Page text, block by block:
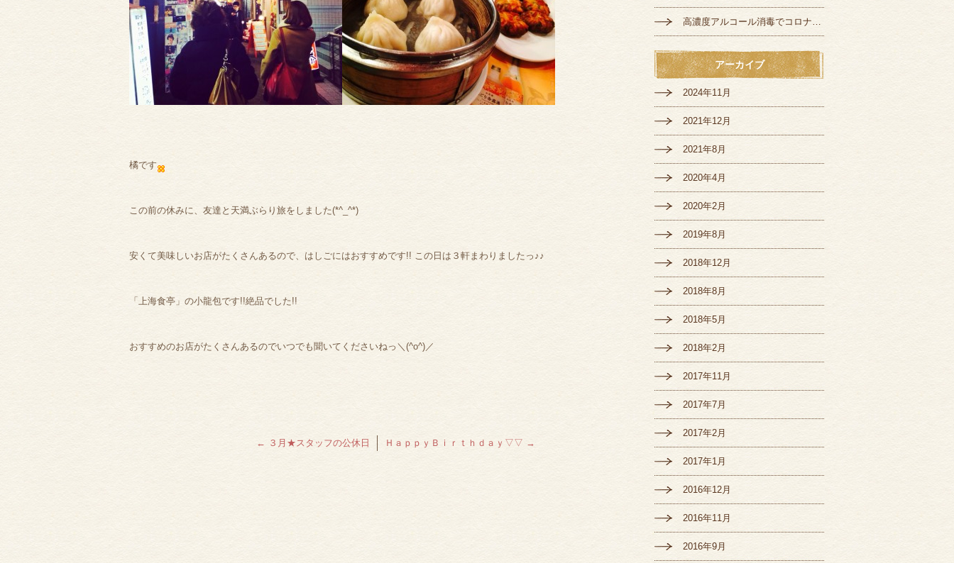
橘です
この前の休みに、友達と天満ぶらり旅をしました(*^_^*)
安くて美味しいお店がたくさんあるので、はしごにはおすすめです!! この日は３軒まわりましたっ♪♪
「上海食亭」の小龍包です!!絶品でした!!
おすすめのお店がたくさんあるのでいつでも聞いてくださいねっ＼(^o^)／
← ３月★スタッフの公休日 ＨａｐｐｙＢｉｒｔｈｄａｙ▽▽ →
高濃度アルコール消毒でコロナ対策♪
アーカイブ
2024年11月
2021年12月
2021年8月
2020年4月
2020年2月
2019年8月
2018年12月
2018年8月
2018年5月
2018年2月
2017年11月
2017年7月
2017年2月
2017年1月
2016年12月
2016年11月
2016年9月